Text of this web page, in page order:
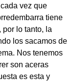
vez que
tiene
lo tanto, la
los sacamos de
Nos tenemos
son aceras
es esta y